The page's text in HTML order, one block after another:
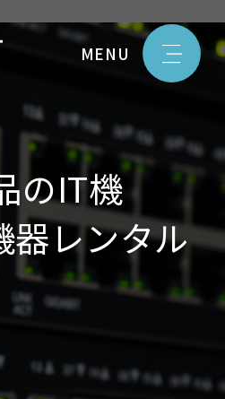
MENU
のIT機
器レンタル